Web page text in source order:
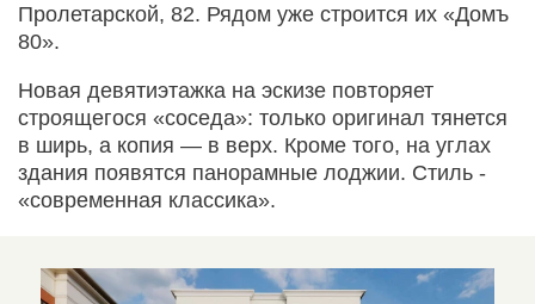
Пролетарской, 82. Рядом уже строится их «Домъ
80».
Новая девятиэтажка на эскизе повторяет
строящегося «соседа»: только оригинал тянется
в ширь, а копия — в верх. Кроме того, на углах
здания появятся панорамные лоджии. Стиль -
«современная классика».